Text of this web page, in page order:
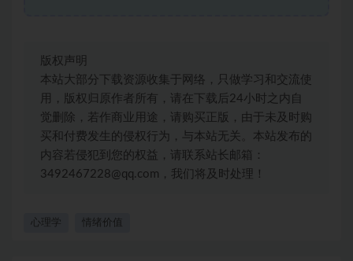
版权声明
本站大部分下载资源收集于网络，只做学习和交流使
用，版权归原作者所有，请在下载后24小时之内自
觉删除，若作商业用途，请购买正版，由于未及时购
买和付费发生的侵权行为，与本站无关。本站发布的
内容若侵犯到您的权益，请联系站长邮箱：
3492467228@qq.com，我们将及时处理！
心理学 情绪价值